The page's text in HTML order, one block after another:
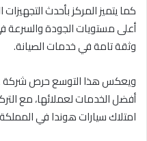
كما يتميز المركز بأحدث
أعلى مستويات الجودة والسرعة
وثقة تامة في خدمات الصيانة.
ويعكس هذا التوسع حرص شركة
أفضل الخدمات لعملائها، مع
امتلاك سيارات هوندا في